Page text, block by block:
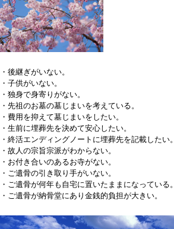
・後継ぎがいない。
・子供がいない。
・独身で身寄りがない。
・先祖のお墓の墓じまいを考えている。
・費用を抑えて墓じまいをしたい。
・生前に埋葬先を決めて安心したい。
・終活エンディングノートに埋葬先を記載したい。
・故人の宗旨宗派がわからない。
・お付き合いのあるお寺がない。
・ご遺骨の引き取り手がいない。
・ご遺骨が何年も自宅に置いたままになっている。
・ご遺骨が納骨堂にあり金銭的負担が大きい。